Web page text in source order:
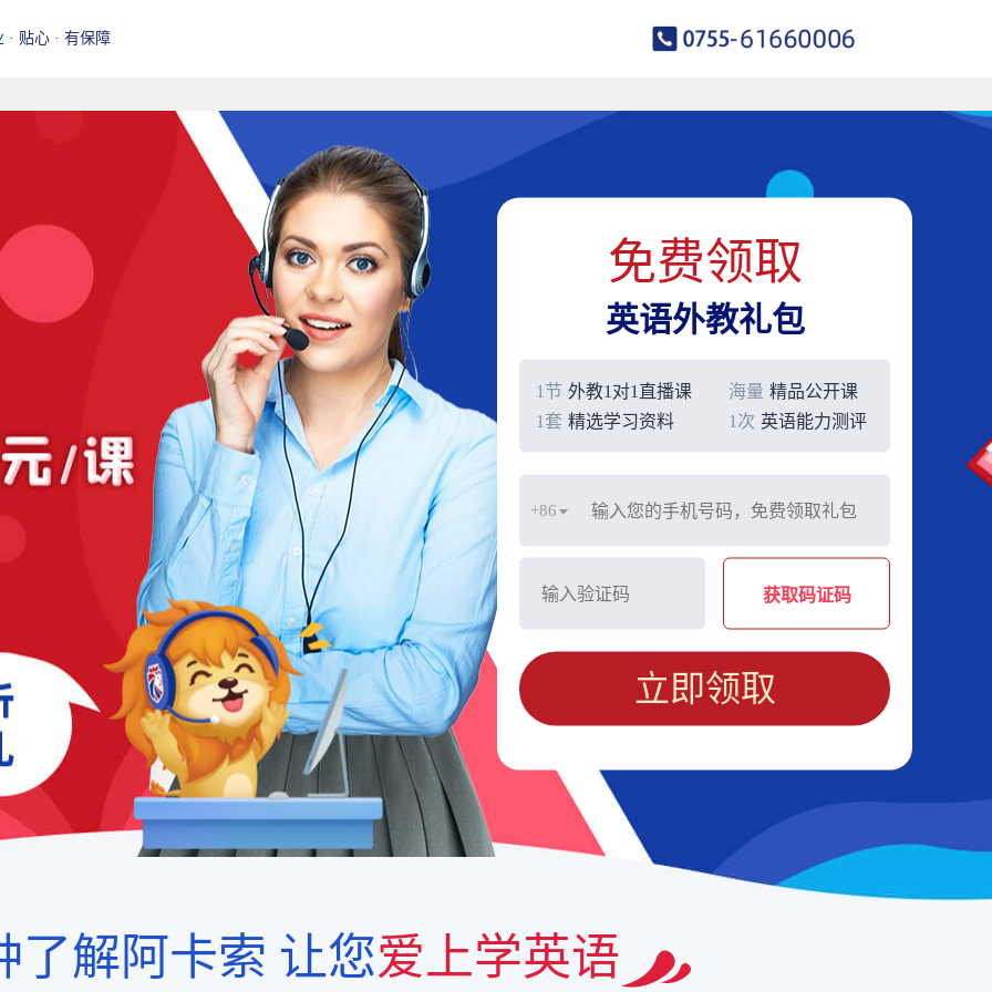
· 贴心 · 有保障
免费领取
英语外教礼包
1节 外教1对1直播课 海量 精品公开课
1套 精选学习资料 1次 英语能力测评
+86
获取码证码
立即领取
了解阿卡索 让您爱上学英语